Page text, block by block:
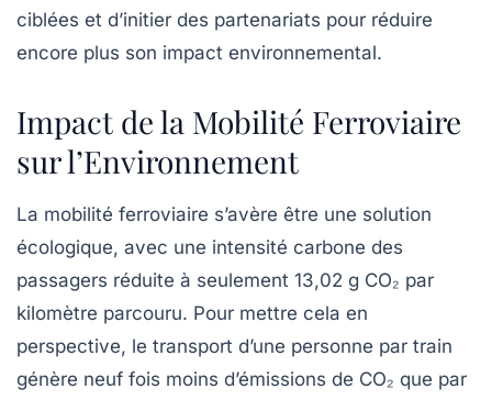
ciblées et d’initier des partenariats pour réduire
encore plus son impact environnemental.
Impact de la Mobilité Ferroviaire
sur l’Environnement
La mobilité ferroviaire s’avère être une solution
écologique, avec une intensité carbone des
passagers réduite à seulement 13,02 g CO₂ par
kilomètre parcouru. Pour mettre cela en
perspective, le transport d’une personne par train
génère neuf fois moins d’émissions de CO₂ que par